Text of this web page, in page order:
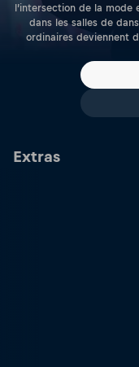
l’intersection de la mode
dans les salles de
ordinaires deviennent
Extras